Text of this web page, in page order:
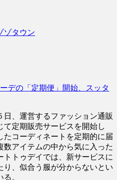
ゾタウン
デの「定期便」開始、スッタ
日、運営するファッション通販
定期販売サービスを開始し
たコーディネートを定期的に届
アイテムの中から気に入った
トゥデイでは、新サービスに
り、似合う服が分からないとい
。